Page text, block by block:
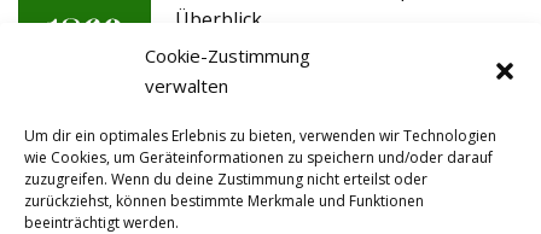
Cookie-Zustimmung
verwalten
Um dir ein optimales Erlebnis zu bieten, verwenden wir Technologien
wie Cookies, um Geräteinformationen zu speichern und/oder darauf
zuzugreifen. Wenn du deine Zustimmung nicht erteilst oder
zurückziehst, können bestimmte Merkmale und Funktionen
beeinträchtigt werden.
Überblick
15.09.2016
TuS glanzlos im Flutlicht
22.09.2014